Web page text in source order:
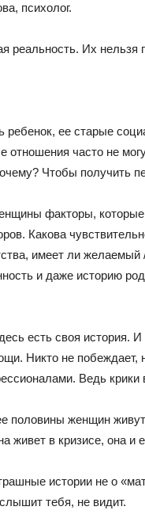
психолог.
реальность. Их нельзя
ребенок, ее старые
отношения часто не
Чтобы получить
факторы, которые
Какова
имеет ли желаемый
и даже историю
есть своя история.
Никто не побеждает,
Ведь
половины женщин
живет в кризисе, она и
истории не о
тебя, не видит.